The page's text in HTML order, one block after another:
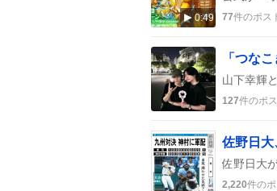
0:49 77件のポス
127件のポ
佐野日
2,220件のポ